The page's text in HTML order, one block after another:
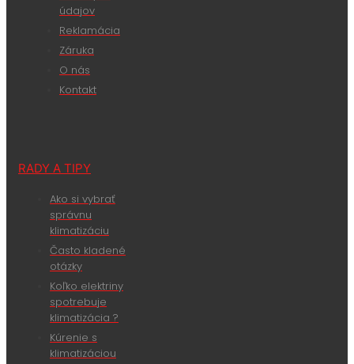
údajov
Reklamácia
Záruka
O nás
Kontakt
RADY A TIPY
Ako si vybrať
správnu
klimatizáciu
Často kladené
otázky
Koľko elektriny
spotrebuje
klimatizácia ?
Kúrenie s
klimatizáciou